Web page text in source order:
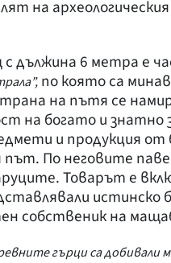
на
дължина 6 метра е
по която са
на пътя се
на богато и
и продукция от
По неговите
Товарът е
собственик на
гърци са